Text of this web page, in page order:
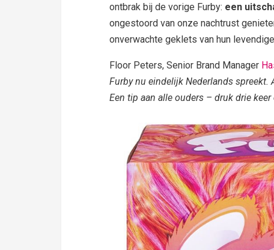
ontbrak bij de vorige Furby: een
ongestoord van onze nachtrust
onverwachte geklets van hun
Floor Peters, Senior Brand Manager
Furby nu eindelijk Nederlands
Een tip aan alle ouders – druk drie